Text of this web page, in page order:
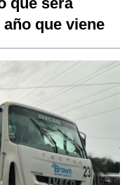
que viene